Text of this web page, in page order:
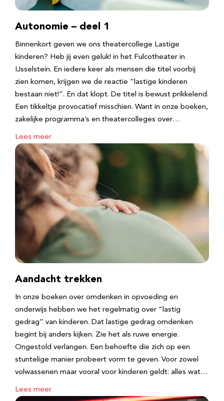
Autonomie – deel 1
Binnenkort geven we ons theatercollege Lastige
kinderen? Heb jij even geluk! in het Fulcotheater in
IJsselstein. En iedere keer als mensen die titel voorbij
zien komen, krijgen we de reactie “lastige kinderen
bestaan niet!”. En dat klopt. De titel is bewust prikkelend.
Een tikkeltje provocatief misschien. Want in onze boeken,
zakelijke programma’s en theatercolleges over…
Lees meer
Aandacht trekken
In onze boeken over omdenken in opvoeding en
onderwijs hebben we het regelmatig over “lastig
gedrag” van kinderen. Dat lastige gedrag omdenken
begint bij anders kijken. Zie het als ruwe energie.
Ongestold verlangen. Een behoefte die zich op een
stuntelige manier probeert vorm te geven. Voor zowel
volwassenen maar vooral voor kinderen geldt: alles wat…
Lees meer